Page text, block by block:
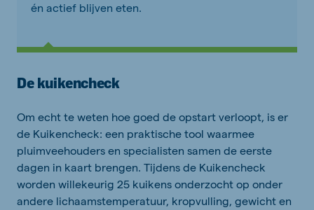
én actief blijven eten.
De kuikencheck
Om echt te weten hoe goed de opstart verloopt, is er
de Kuikencheck: een praktische tool waarmee
pluimveehouders en specialisten samen de eerste
dagen in kaart brengen. Tijdens de Kuikencheck
worden willekeurig 25 kuikens onderzocht op onder
andere lichaamstemperatuur, kropvulling, gewicht en